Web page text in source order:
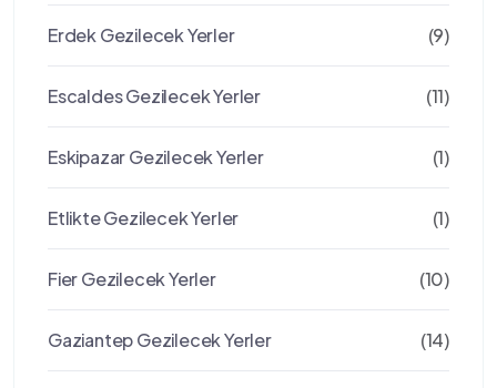
Erdek Gezilecek Yerler (9)
Escaldes Gezilecek Yerler (11)
Eskipazar Gezilecek Yerler (1)
Etlikte Gezilecek Yerler (1)
Fier Gezilecek Yerler (10)
Gaziantep Gezilecek Yerler (14)